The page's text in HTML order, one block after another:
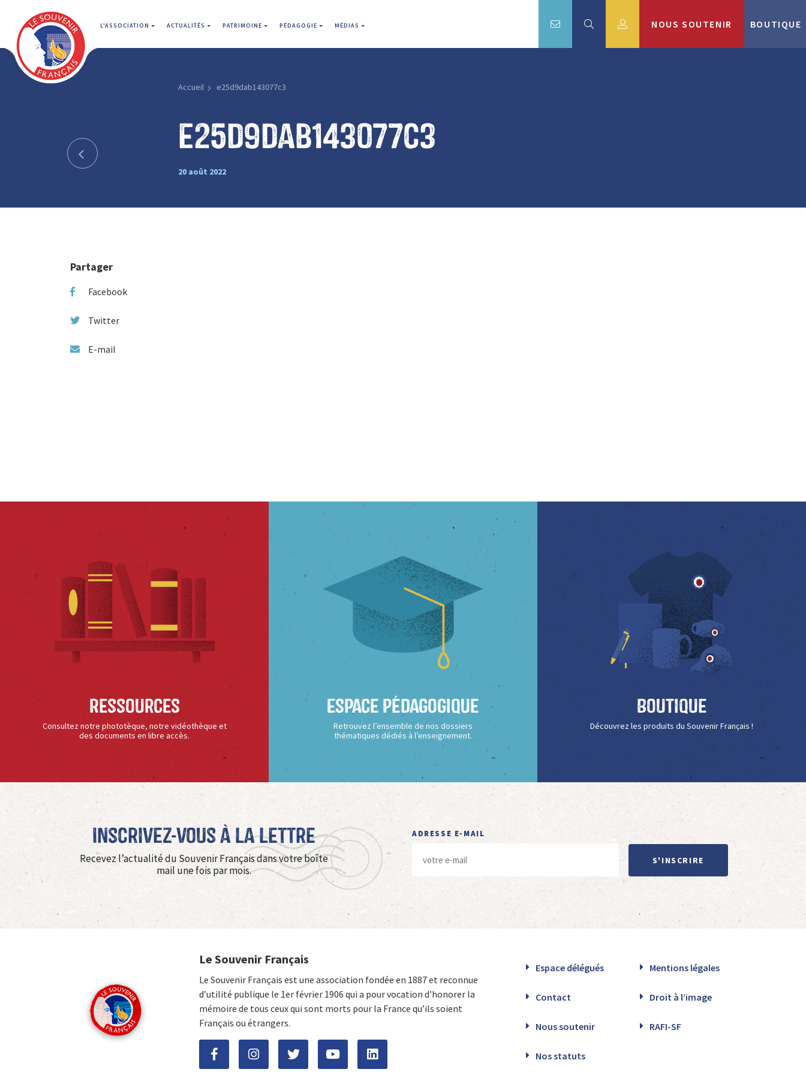
L'ASSOCIATION ACTUALITÉS PATRIMOINE PÉDAGOGIE MÉDIAS NOUS SOUTENIR BOUTIQUE
Accueil e25d9dab143077c3
e25d9dab143077c3
20 août 2022
Partager
Facebook
Twitter
E-mail
Ressources
Consultez notre phototèque, notre vidéothèque et
des documents en libre accès.
Espace Pédagogique
Retrouvez l’ensemble de nos dossiers
thématiques dédiés à l’enseignement.
Boutique
Découvrez les produits du Souvenir Français !
Inscrivez-vous à La Lettre
Recevez l’actualité du Souvenir Français dans votre boîte
mail une fois par mois.
ADRESSE E-MAIL
S'INSCRIRE
Le Souvenir Français
Le Souvenir Français est une association fondée en 1887 et reconnue
d’utilité publique le 1er février 1906 qui a pour vocation d'honorer la
mémoire de tous ceux qui sont morts pour la France qu’ils soient
Français ou étrangers.
Espace délégués Mentions légales
Contact Droit à l’image
Nous soutenir RAFI-SF
Nos statuts